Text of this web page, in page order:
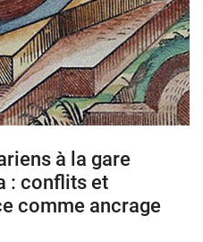
à la gare
: conflits et
comme ancrage